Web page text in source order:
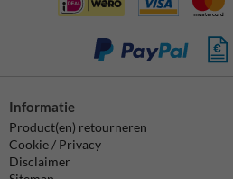
Informatie
Product(en) retourneren
Cookie / Privacy
Disclaimer